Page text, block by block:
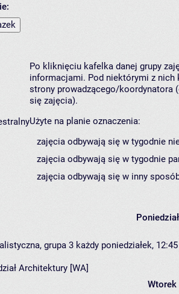
Po kliknięciu kafelka danej grupy
informacjami. Pod niektórymi z nich
strony prowadzącego/koordynatora
się zajęcia).
Użyte na planie oznaczenia:
zajęcia odbywają się w tygodnie
zajęcia odbywają się w tygodnie
zajęcia odbywają się w inny
grupa 3 każdy poniedziałek,
Architektury [WA]
Wtorek